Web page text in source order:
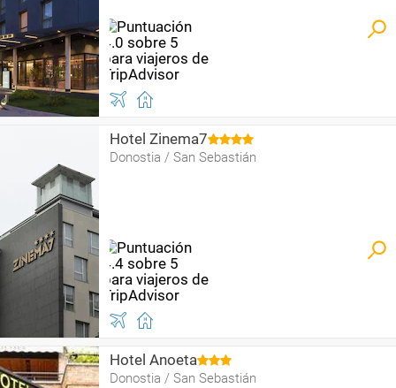
Hotel Zinema7
Donostia / San Sebastián
Hotel Anoeta
Donostia / San Sebastián